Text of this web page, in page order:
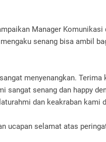
Manager Komunikasi
senang bisa ambil
menyenangkan. Terima
sangat senang dan happy
dan keakraban kami
ucapan selamat atas